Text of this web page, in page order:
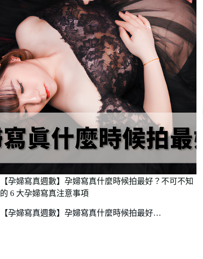
【孕婦寫真週數】孕婦寫真什麼時候拍最好？不可不知
的 6 大孕婦寫真注意事項
【孕婦寫真週數】孕婦寫真什麼時候拍最好…